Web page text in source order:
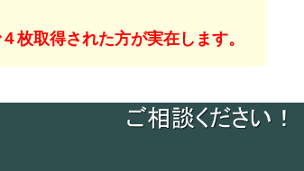
枚取得された方が実在します。